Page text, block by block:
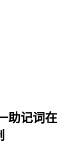
助记词在